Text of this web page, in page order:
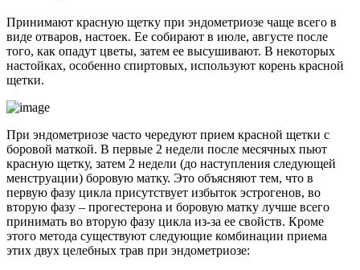
Принимают красную щетку при эндометриозе чаще всего в
виде отваров, настоек. Ее собирают в июле, августе после
того, как опадут цветы, затем ее высушивают. В некоторых
настойках, особенно спиртовых, используют корень красной
щетки.
При эндометриозе часто чередуют прием красной щетки с
боровой маткой. В первые 2 недели после месячных пьют
красную щетку, затем 2 недели (до наступления следующей
менструации) боровую матку. Это объясняют тем, что в
первую фазу цикла присутствует избыток эстрогенов, во
вторую фазу – прогестерона и боровую матку лучше всего
принимать во вторую фазу цикла из-за ее свойств. Кроме
этого метода существуют следующие комбинации приема
этих двух целебных трав при эндометриозе: